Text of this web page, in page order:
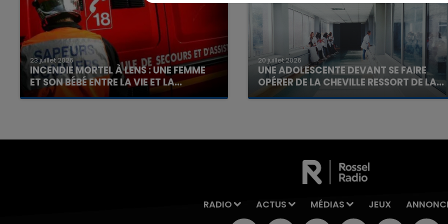
23 juillet 2026
INCENDIE MORTEL À LENS : UNE FEMME
ET SON BÉBÉ ENTRE LA VIE ET LA...
Un homme s'est immolé par le feu après avoir
20 juillet 2026
UNE ADOLESCENTE DEVANT SE FAIRE
OPÉRER DE LA CHEVILLE RESSORT DE LA...
La famille a porté plainte contre la clinique qui a
RADIO ACTUS MÉDIAS JEUX